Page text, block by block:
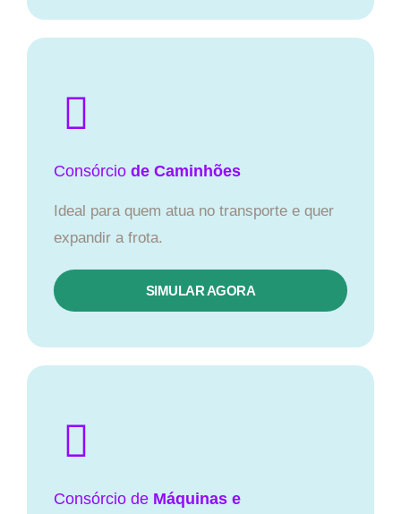
Consórcio de Caminhões
Ideal para quem atua no transporte e quer
expandir a frota.
SIMULAR AGORA
Consórcio de Máquinas e